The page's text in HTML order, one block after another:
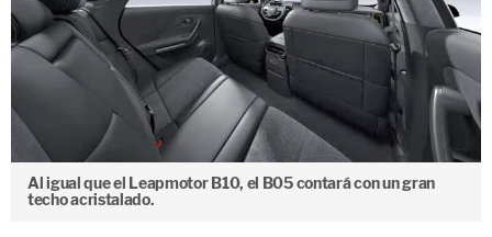
Al igual que el Leapmotor B10, el B05 contará con un gran
techo acristalado.